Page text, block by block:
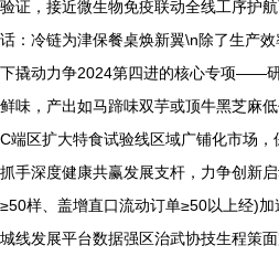
验证，接近微生物免疫联动全线工序护
话：冷链为津保餐桌焕新翼\n除了生产
下撬动力争2024第四进的核心专项——
鲜味，产出如马蹄味双芋或顶牛黑芝麻
C端区扩大特食试验线区域广铺化市场
抓手深度健康共赢发展支杆，力争创新
≥50样、盖增直口流动订单≥50以上经)
城线发展平台数据强区治武协技生程策